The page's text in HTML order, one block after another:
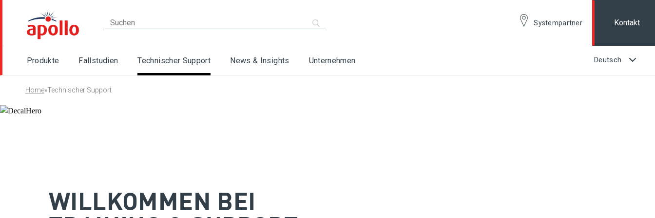
Systempartner Kontakt
Produkte Fallstudien Technischer Support News & Insights Unternehmen
Home»Technischer Support
WILLKOMMEN BEI